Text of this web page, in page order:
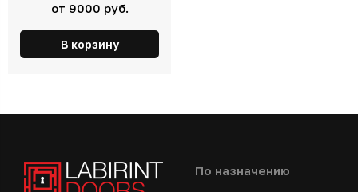
от 9000 руб.
В корзину
По назначению